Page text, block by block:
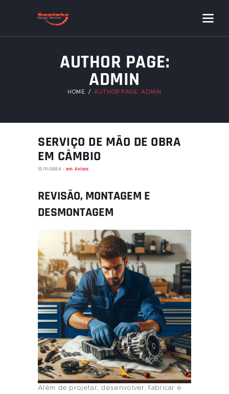
AUTHOR PAGE:
ADMIN
HOME AUTHOR PAGE: ADMIN
SERVIÇO DE MÃO DE OBRA
EM CÂMBIO
12/11/2024 em Avisos
REVISÃO, MONTAGEM E
DESMONTAGEM
Além de projetar, desenvolver, fabricar e